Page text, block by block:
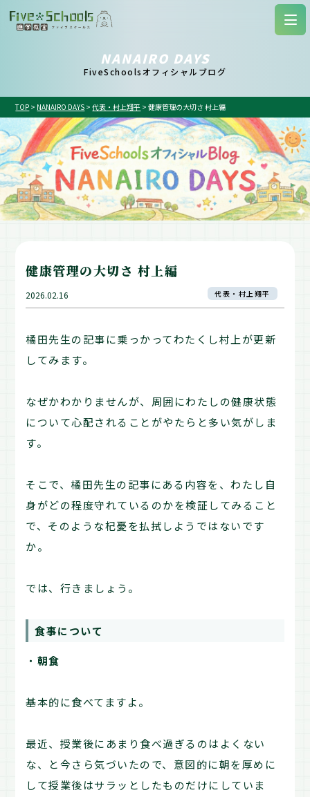
NANAIRO DAYS
FiveSchoolsオフィシャルブログ
TOP > NANAIRO DAYS >代表・村上翔平 >健康管理の大切さ 村上編
健康管理の大切さ 村上編
2026.02.16 代表・村上翔平
橘田先生の記事に乗っかってわたくし村上が更新
してみます。
なぜかわかりませんが、周囲にわたしの健康状態
について心配されることがやたらと多い気がしま
す。
そこで、橘田先生の記事にある内容を、わたし自
身がどの程度守れているのかを検証してみること
で、そのような杞憂を払拭しようではないです
か。
では、行きましょう。
食事について
・ 朝食
基本的に食べてますよ。
最近、授業後にあまり食べ過ぎるのはよくない
な、と今さら気づいたので、意図的に朝を厚めに
して授業後はサラッとしたものだけにしていま